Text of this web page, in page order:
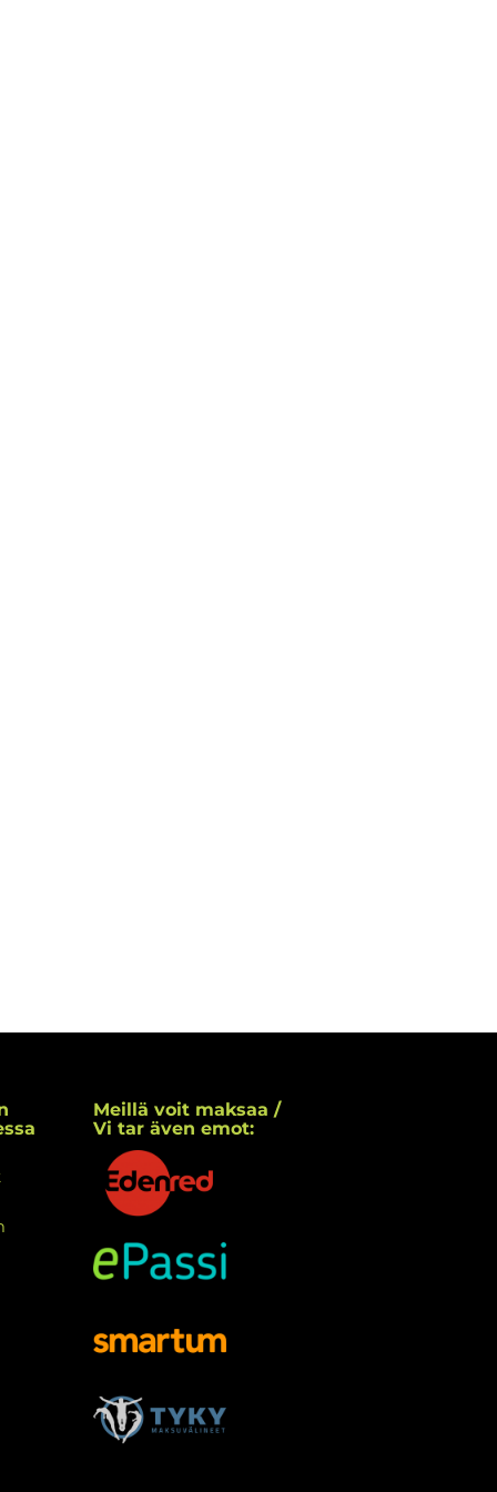
Meillä voit maksaa /
Vi tar även emot: